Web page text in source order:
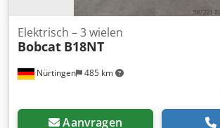
Nürtingen 485 km
Elektrisch – 3 wielen
Bobcat B18NT
Aanvragen